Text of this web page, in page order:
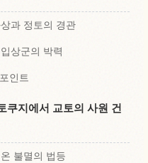
과 정토의 경관
상군의 박력
인트
쿠지에서 교토의 사원 건
불멸의 법등